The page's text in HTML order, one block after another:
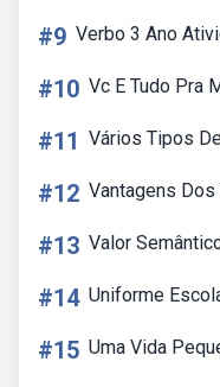
#9 Verbo 3 Ano
#10 Vc E Tudo Pra
#11 Vários Tipos
#12 Vantagens
#13 Valor
#14 Uniforme
#15 Uma Vida